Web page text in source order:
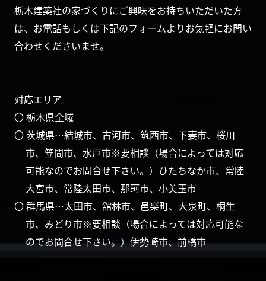
栃木建築社の家づくりにご興味をお持ちいただいた方
は、お電話もしくは下記のフォームよりお気軽にお問い
合わせくださいませ。
対応エリア
〇 栃木県全域
〇 茨城県…結城市、古河市、筑西市、下妻市、桜川
市、笠間市、水戸市※要相談（場合によっては対応
可能なのでお問合せ下さい。）ひたちなか市、常陸
大宮市、常陸太田市、那珂市、小美玉市
〇 群馬県…太田市、舘林市、邑楽町、大泉町、桐生
市、みどり市※要相談（場合によっては対応可能な
のでお問合せ下さい。）伊勢崎市、前橋市